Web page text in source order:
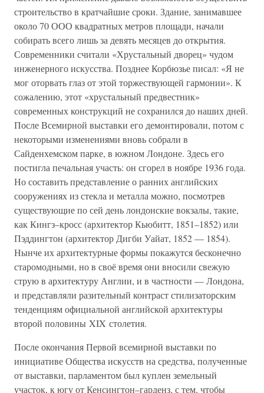
строительство в кратчайшие сроки. Здание, занимавшее
около 70 ООО квадратных метров площади, начали
собирать всего лишь за девять месяцев до открытия.
Современники считали «Хрустальный дворец» чудом
инженерного искусства. Позднее Корбюзье писал: «Я не
мог оторвать глаз от этой торжествующей гармонии». К
сожалению, этот «хрустальный предвестник»
современных конструкций не сохранился до наших дней.
После Всемирной выставки его демонтировали, потом с
некоторыми изменениями вновь собрали в
Сайденхемском парке, в южном Лондоне. Здесь его
постигла печальная участь: он сгорел в ноябре 1936 года.
Но составить представление о ранних английских
сооружениях из стекла и металла можно, посмотрев
существующие по сей день лондонские вокзалы, такие,
как Кингз–кросс (архитектор Кьюбитт, 1851–1852) или
Пэддингтон (архитектор Дигби Уайат, 1852 — 1854).
Нынче их архитектурные формы покажутся бесконечно
старомодными, но в своё время они вносили свежую
струю в архитектуру Англии, и в частности — Лондона,
и представляли разительный контраст стилизаторским
тенденциям официальной английской архитектуры
второй половины XIX столетия.
После окончания Первой всемирной выставки по
инициативе Общества искусств на средства, полученные
от выставки, парламентом был куплен земельный
участок, к югу от Кенсингтон–гарденз, с тем, чтобы